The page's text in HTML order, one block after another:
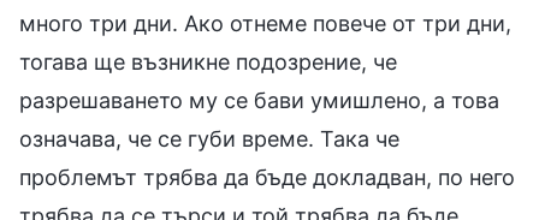
много три дни. Ако отнеме повече от три дни,
тогава ще възникне подозрение, че
разрешаването му се бави умишлено, а това
означава, че се губи време. Така че
проблемът трябва да бъде докладван, по него